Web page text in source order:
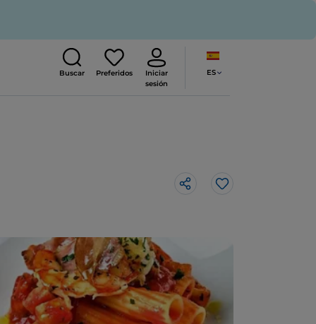
Buscar Preferidos
Iniciar
sesión
ES
Me gusta